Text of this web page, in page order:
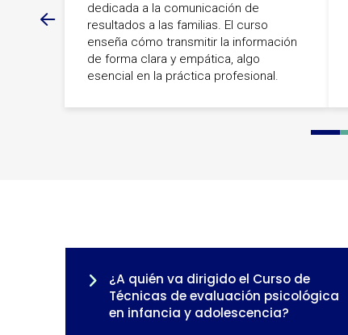
dedicada a la comunicación de
resultados a las familias. El curso
enseña cómo transmitir la información
de forma clara y empática, algo
esencial en la práctica profesional.
0 1
¿A quién va dirigido el Curso de
Técnicas de evaluación psicológica
en infancia y adolescencia?